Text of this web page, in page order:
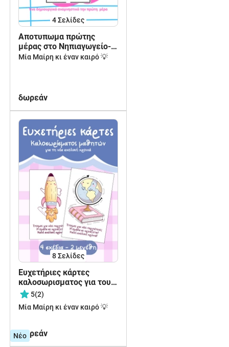
4Σελίδες
Αποτυπωμα πρώτης
μέρας στο Νηπιαγωγείο-
αναμνηστικό
Μία Μαίρη κι έναν καιρό 💡
δωρεάν
8Σελίδες
Ευχετήριες κάρτες
καλοσωρισματος για τους
μαθητές
5(2)
Μία Μαίρη κι έναν καιρό 💡
δωρεάν
Νέο